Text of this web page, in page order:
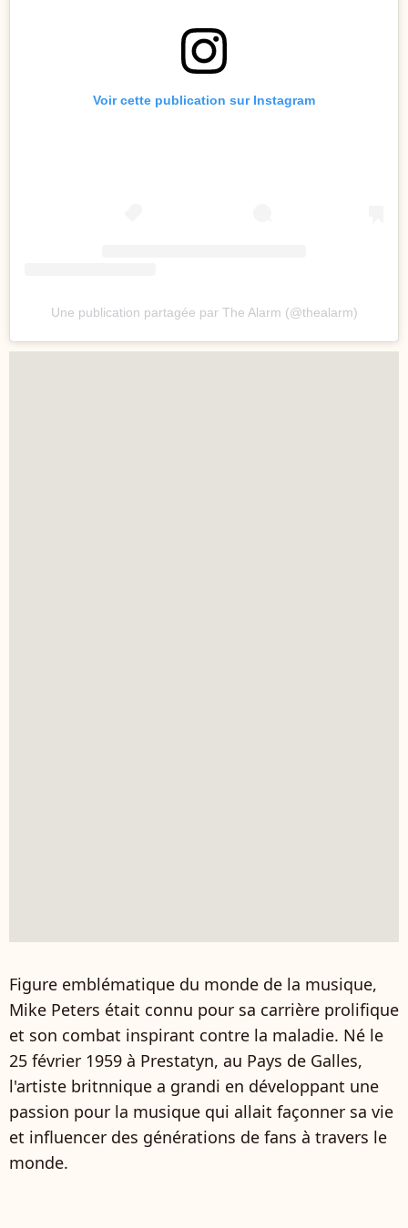
Voir cette publication sur Instagram
Une publication partagée par The Alarm (@thealarm)
Figure emblématique du monde de la musique,
Mike Peters était connu pour sa carrière prolifique
et son combat inspirant contre la maladie. Né le
25 février 1959 à Prestatyn, au Pays de Galles,
l'artiste britnnique a grandi en développant une
passion pour la musique qui allait façonner sa vie
et influencer des générations de fans à travers le
monde.